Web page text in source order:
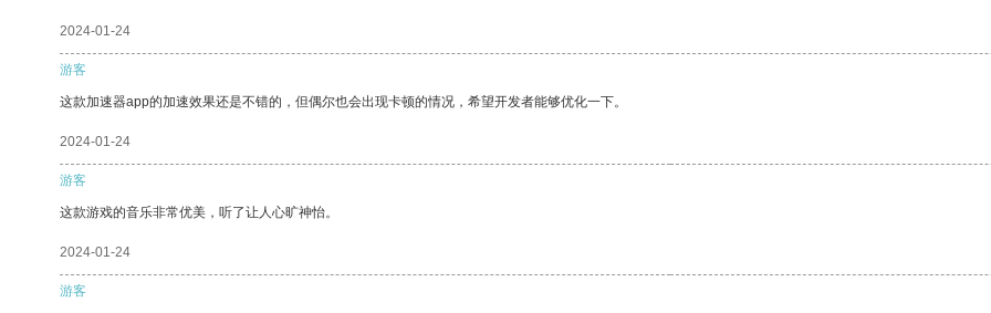
2024-01-24
游客
这款加速器app的加速效果还是不错的，但偶尔也会出现卡顿的情况，希望开发者能够优化一下。
2024-01-24
游客
这款游戏的音乐非常优美，听了让人心旷神怡。
2024-01-24
游客